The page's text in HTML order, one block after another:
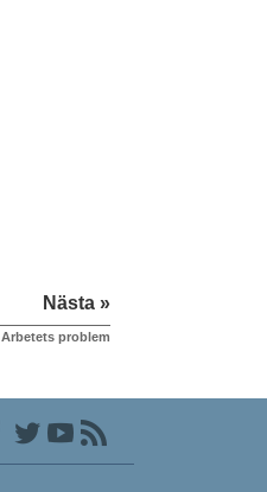
Nästa »
Arbetets problem